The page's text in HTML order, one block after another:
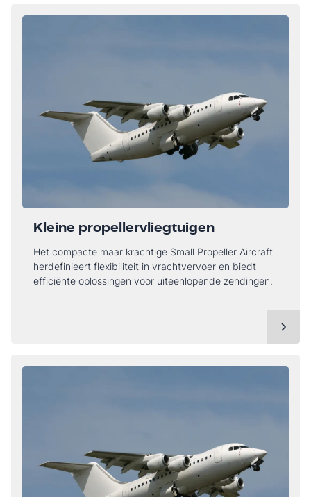
Kleine propellervliegtuigen
Het compacte maar krachtige Small Propeller Aircraft
herdefinieert flexibiliteit in vrachtvervoer en biedt
efficiënte oplossingen voor uiteenlopende zendingen.